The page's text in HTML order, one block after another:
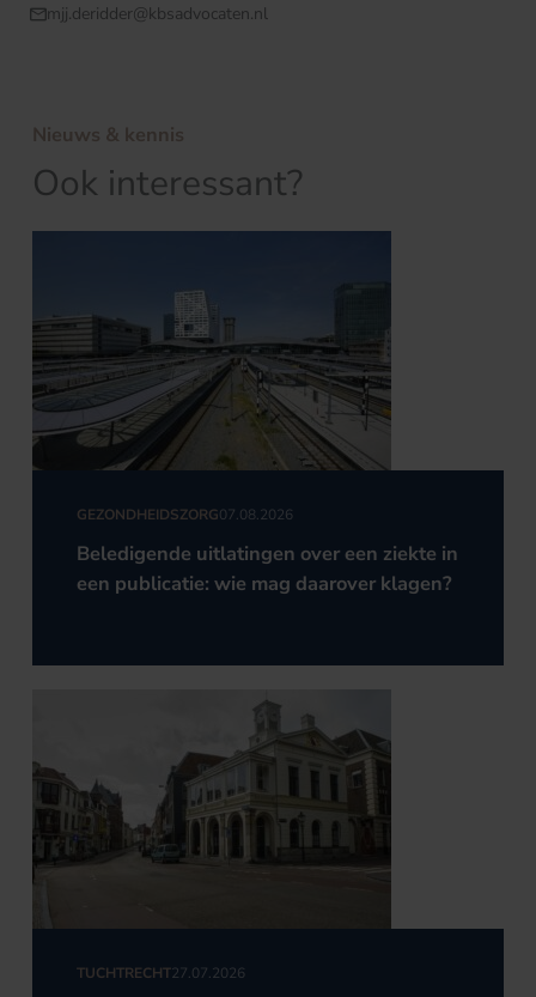
mjj.deridder@kbsadvocaten.nl
Nieuws & kennis
Ook interessant?
GEZONDHEIDSZORG07.08.2026
Beledigende uitlatingen over een ziekte in
een publicatie: wie mag daarover klagen?
TUCHTRECHT27.07.2026